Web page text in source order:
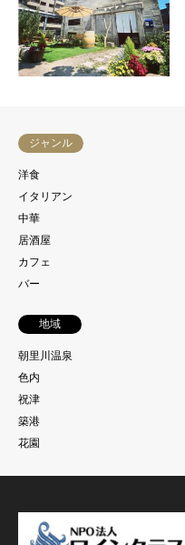
ジャンル
洋食
イタリアン
中華
居酒屋
カフェ
バー
地域
朝里川温泉
色内
祝津
築港
花園